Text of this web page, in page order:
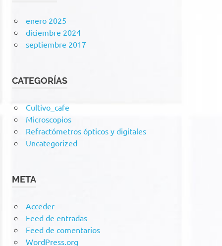
enero 2025
diciembre 2024
septiembre 2017
CATEGORÍAS
Cultivo_cafe
Microscopios
Refractómetros ópticos y digitales
Uncategorized
META
Acceder
Feed de entradas
Feed de comentarios
WordPress.org